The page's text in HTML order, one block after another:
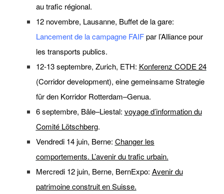
au trafic régional.
12 novembre, Lausanne, Buffet de la gare:
Lancement de la campagne FAIFpar l’Alliance pour
les transports publics.
12-13 septembre, Zurich, ETH: Konferenz CODE 24
(Corridor development), eine gemeinsame Strategie
für den Korridor Rotterdam–Genua.
6 septembre, Bâle–Liestal: voyage d’information du
Comité Lötschberg.
Vendredi 14 juin, Berne: Changer les
comportements. L’avenir du trafic urbain.
Mercredi 12 juin, Berne, BernExpo: Avenir du
patrimoine construit en Suisse.